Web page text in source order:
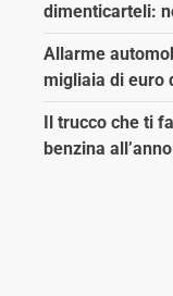
dimenticarteli:
Allarme
migliaia di euro
Il trucco che ti
benzina